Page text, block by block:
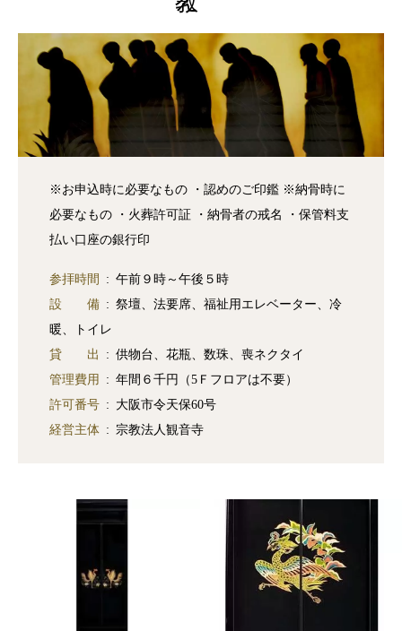
※お申込時に必要なもの ・認めのご印鑑 ※納骨時に
必要なもの ・火葬許可証 ・納骨者の戒名 ・保管料支
払い口座の銀行印
参拝時間
午前９時～午後５時
設 備
祭壇、法要席、福祉用エレベーター、冷
暖、トイレ
貸 出
供物台、花瓶、数珠、喪ネクタイ
管理費用
年間６千円（5Ｆフロアは不要）
許可番号
大阪市令天保60号
経営主体
宗教法人観音寺